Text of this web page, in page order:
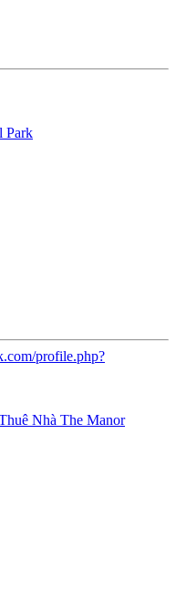
Park
profile.php?
Nhà The Manor